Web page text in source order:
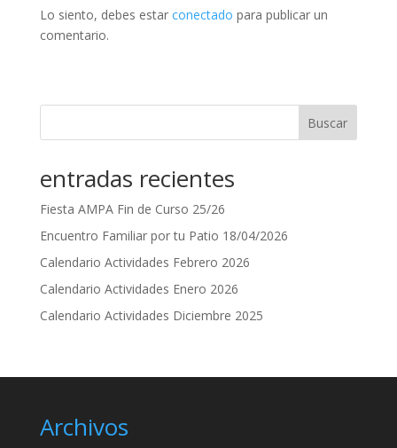
Lo siento, debes estar conectado para publicar un
comentario.
Buscar
entradas recientes
Fiesta AMPA Fin de Curso 25/26
Encuentro Familiar por tu Patio 18/04/2026
Calendario Actividades Febrero 2026
Calendario Actividades Enero 2026
Calendario Actividades Diciembre 2025
Archivos